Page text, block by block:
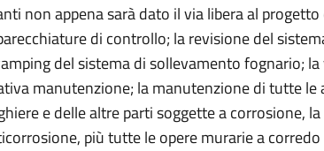
non appena sarà dato il via libera al
di controllo; la revisione del
del sistema di sollevamento fognario;
manutenzione; la manutenzione di tutte
e delle altre parti soggette a corrosione,
più tutte le opere murarie a